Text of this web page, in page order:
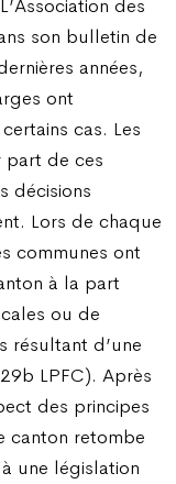
des
son bulletin de
années,
ont
cas. Les
part de ces
décisions
Lors de chaque
communes ont
à la part
ou de
résultant d’une
LPFC). Après
des principes
canton retombe
une législation